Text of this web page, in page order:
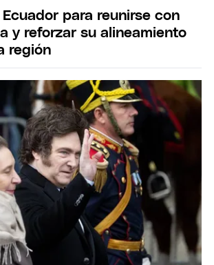
para reunirse con
y reforzar su alineamiento
región